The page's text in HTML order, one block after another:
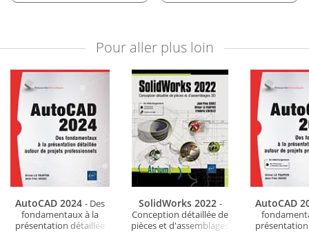
Pour aller plus loin
AutoCAD 2024 - Des
fondamentaux à la
présentation détaillée
SolidWorks 2022 -
Conception détaillée de
pièces et d'assemblages
AutoCAD